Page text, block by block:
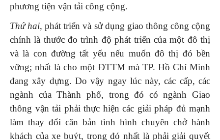
phương tiện vận tải công cộng.
Thứ hai, phát triển và sử dụng giao thông công cộng
chính là thước đo trình độ phát triển của một đô thị
và là con đường tất yếu nếu muốn đô thị đó bền
vững; nhất là cho một ĐTTM mà TP. Hồ Chí Minh
đang xây dựng. Do vậy ngay lúc này, các cấp, các
ngành của Thành phố, trong đó có ngành Giao
thông vận tải phải thực hiện các giải pháp đủ mạnh
làm thay đổi căn bản tình hình chuyên chở hành
khách của xe buýt, trong đó nhất là phải giải quyết